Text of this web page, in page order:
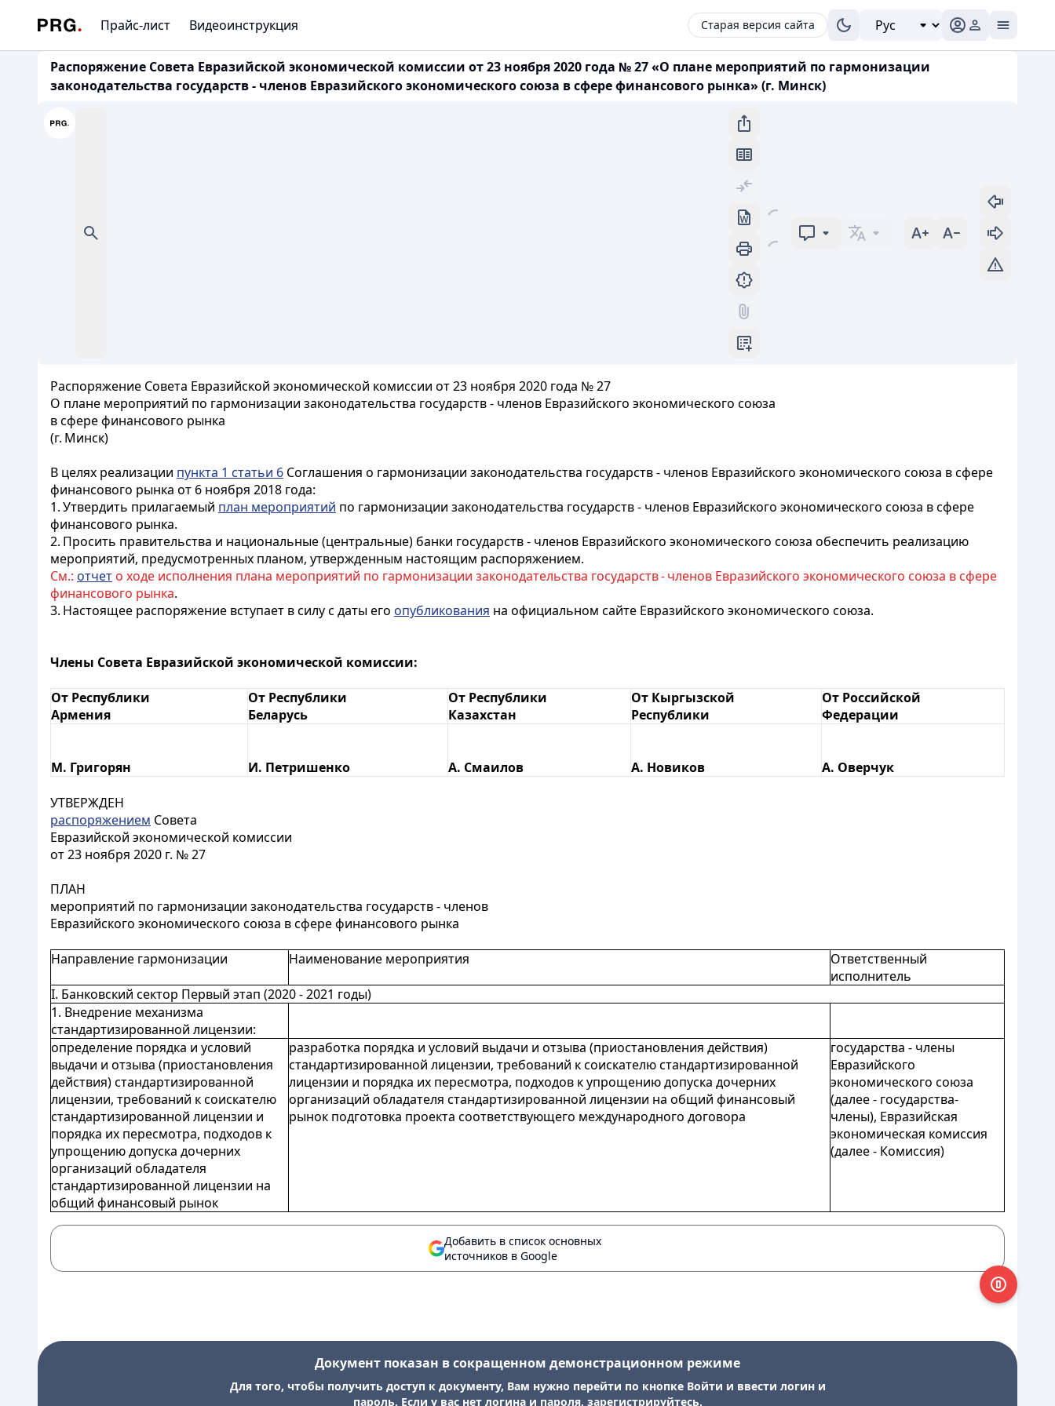
Прайс-лист Видеоинструкция Старая версия сайта
Распоряжение Совета Евразийской экономической комиссии от 23 ноября 2020 года № 27 «О плане мероприятий по гармонизации
законодательства государств - членов Евразийского экономического союза в сфере финансового рынка» (г. Минск)
Распоряжение Совета Евразийской экономической комиссии от 23 ноября 2020 года № 27
О плане мероприятий по гармонизации законодательства государств - членов Евразийского экономического союза
в сфере финансового рынка
(г. Минск)
В целях реализации пункта 1 статьи 6 Соглашения о гармонизации законодательства государств - членов Евразийского экономического союза в сфере
финансового рынка от 6 ноября 2018 года:
1. Утвердить прилагаемый план мероприятий по гармонизации законодательства государств - членов Евразийского экономического союза в сфере
финансового рынка.
2. Просить правительства и национальные (центральные) банки государств - членов Евразийского экономического союза обеспечить реализацию
мероприятий, предусмотренных планом, утвержденным настоящим распоряжением.
См.: отчет о ходе исполнения плана мероприятий по гармонизации законодательства государств - членов Евразийского экономического союза в сфере
финансового рынка.
3. Настоящее распоряжение вступает в силу с даты его опубликования на официальном сайте Евразийского экономического союза.
Члены Совета Евразийской экономической комиссии:
От Республики
Армения
От Республики
Беларусь
От Республики
Казахстан
От Кыргызской
Республики
От Российской
Федерации
М. Григорян И. Петришенко А. Смаилов А. Новиков А. Оверчук
УТВЕРЖДЕН
распоряжением Совета
Евразийской экономической комиссии
от 23 ноября 2020 г. № 27
ПЛАН
мероприятий по гармонизации законодательства государств - членов
Евразийского экономического союза в сфере финансового рынка
Направление гармонизации Наименование мероприятия
Ответственный
исполнитель
I. Банковский сектор Первый этап (2020 - 2021 годы)
1. Внедрение механизма
стандартизированной лицензии:
определение порядка и условий
выдачи и отзыва (приостановления
действия) стандартизированной
лицензии, требований к соискателю
стандартизированной лицензии и
порядка их пересмотра, подходов к
упрощению допуска дочерних
организаций обладателя
стандартизированной лицензии на
общий финансовый рынок
разработка порядка и условий выдачи и отзыва (приостановления действия)
стандартизированной лицензии, требований к соискателю стандартизированной
лицензии и порядка их пересмотра, подходов к упрощению допуска дочерних
организаций обладателя стандартизированной лицензии на общий финансовый
рынок подготовка проекта соответствующего международного договора
государства - члены
Евразийского
экономического союза
(далее - государства-
члены), Евразийская
экономическая комиссия
(далее - Комиссия)
Добавить в список основных
источников в Google
Документ показан в сокращенном демонстрационном режиме
Для того, чтобы получить доступ к документу, Вам нужно перейти по кнопке Войти и ввести логин и
пароль. Если у вас нет логина и пароля, зарегистрируйтесь.